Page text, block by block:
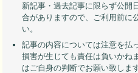
新記事・過去記事に限らず公開
合がありますので、ご利用前に
い。
記事の内容については注意を払
損害が生じても責任は負いかね
はご自身の判断でお願い致します